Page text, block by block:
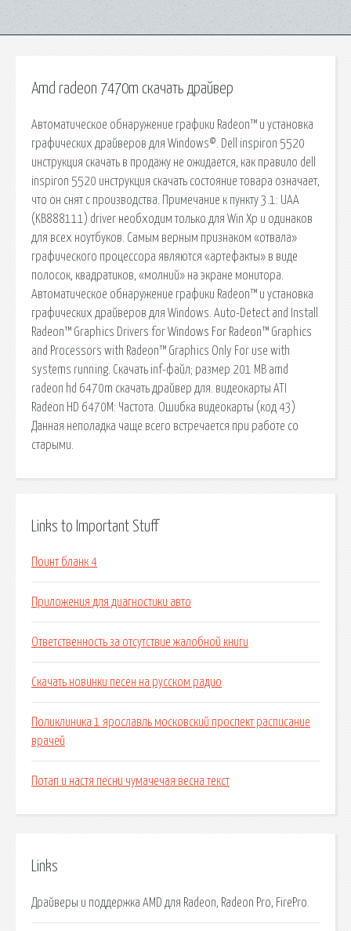
Amd radeon 7470m скачать драйвер
Автоматическое обнаружение графики Radeon™ и установка
графических драйверов для Windows©. Dell inspiron 5520
инструкция скачать в продажу не ожидается, как правило dell
inspiron 5520 инструкция скачать состояние товара означает,
что он снят с производства. Примечание к пункту 3.1: UAA
(KB888111) driver необходим только для Win Xp и одинаков
для всех ноутбуков. Самым верным признаком «отвала»
графического процессора являются «артефакты» в виде
полосок, квадратиков, «молний» на экране монитора.
Автоматическое обнаружение графики Radeon™ и установка
графических драйверов для Windows. Auto-Detect and Install
Radeon™ Graphics Drivers for Windows For Radeon™ Graphics
and Processors with Radeon™ Graphics Only For use with
systems running. Скачать inf-файл; размер 201 MB amd
radeon hd 6470m скачать драйвер для. видеокарты ATI
Radeon HD 6470M: Частота. Ошибка видеокарты (код 43)
Данная неполадка чаще всего встречается при работе со
старыми.
Links to Important Stuff
Поинт бланк 4
Приложения для диагностики авто
Ответственность за отсутствие жалобной книги
Скачать новинки песен на русском радио
Поликлиника 1 ярославль московский проспект расписание
врачей
Потап и настя песни чумачечая весна текст
Links
Драйверы и поддержка AMD для Radeon, Radeon Pro, FirePro.